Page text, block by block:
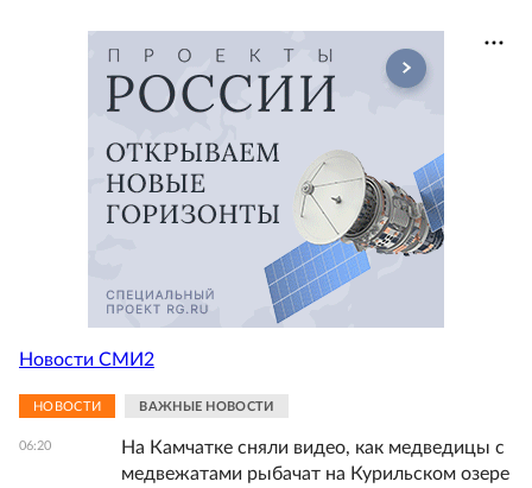
Новости СМИ2
НОВОСТИ ВАЖНЫЕ НОВОСТИ
06:20
На Камчатке сняли видео, как медведицы с
медвежатами рыбачат на Курильском озере